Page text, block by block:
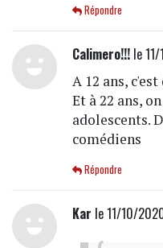
Répondre
Calimero!!!le 11/
A 12 ans,
Et à 22 ans,
adolescents.
comédiens
Répondre
Kar le 11/10/